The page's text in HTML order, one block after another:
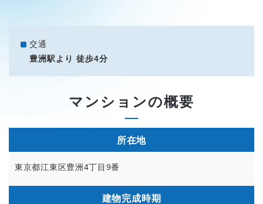
交通
豊洲駅より 徒歩4分
マンションの概要
所在地
東京都江東区豊洲4丁目9番
建物完成時期